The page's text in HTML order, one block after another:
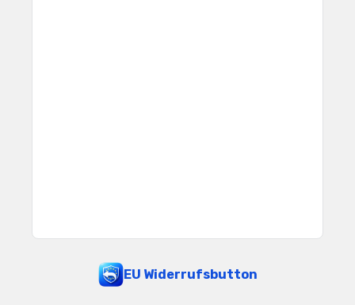
EU Widerrufsbutton